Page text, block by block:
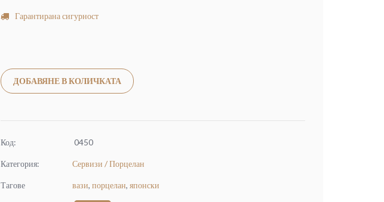
Гарантирана сигурност
ДОБАВЯНЕ В КОЛИЧКАТА
Код: 0450
Категория: Сервизи / Порцелан
Тагове вази, порцелан, японски